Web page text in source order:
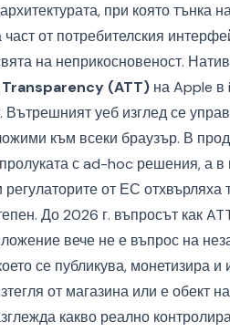
при която тънка
от потребителския
на неприкосновеност.
(ATT) на Apple в
уеб изглед се
към всеки браузър. В
с ad-hoc решения, а
от ЕС отхвърляха
До 2026 г. въпросът как
вече не е въпрос на
се публикува, монетизира
от магазина или е обект
какво реално